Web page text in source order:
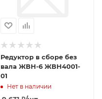
Редуктор в сборе без
вала ЖВН-6 ЖВН4001-
01
Нет в наличии